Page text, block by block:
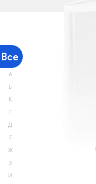
Все
А
Б
В
Г
Д
Е
Ж
З
И